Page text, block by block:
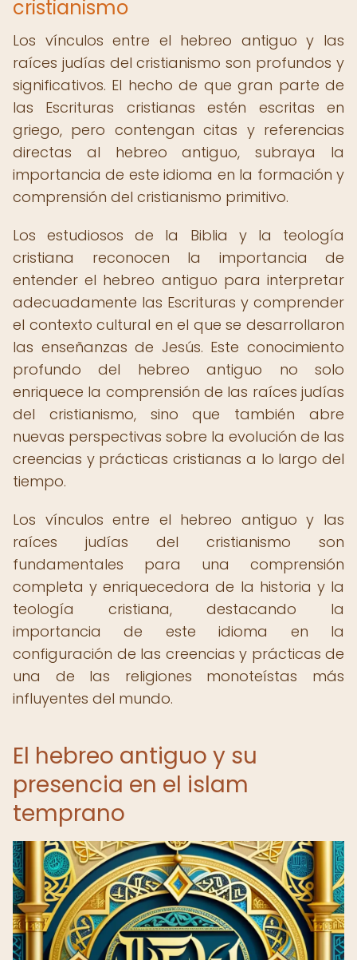
cristianismo
Los vínculos entre el hebreo antiguo y las
raíces judías del cristianismo son profundos y
significativos. El hecho de que gran parte de
las Escrituras cristianas estén escritas en
griego, pero contengan citas y referencias
directas al hebreo antiguo, subraya la
importancia de este idioma en la formación y
comprensión del cristianismo primitivo.
Los estudiosos de la Biblia y la teología
cristiana reconocen la importancia de
entender el hebreo antiguo para interpretar
adecuadamente las Escrituras y comprender
el contexto cultural en el que se desarrollaron
las enseñanzas de Jesús. Este conocimiento
profundo del hebreo antiguo no solo
enriquece la comprensión de las raíces judías
del cristianismo, sino que también abre
nuevas perspectivas sobre la evolución de las
creencias y prácticas cristianas a lo largo del
tiempo.
Los vínculos entre el hebreo antiguo y las
raíces judías del cristianismo son
fundamentales para una comprensión
completa y enriquecedora de la historia y la
teología cristiana, destacando la
importancia de este idioma en la
configuración de las creencias y prácticas de
una de las religiones monoteístas más
influyentes del mundo.
El hebreo antiguo y su
presencia en el islam
temprano